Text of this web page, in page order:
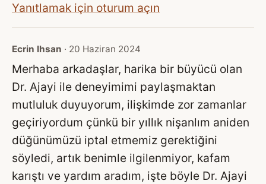
Yanıtlamak için oturum açın
Ecrin Ihsan · 20 Haziran 2024
Merhaba arkadaşlar, harika bir büyücü olan
Dr. Ajayi ile deneyimimi paylaşmaktan
mutluluk duyuyorum, ilişkimde zor zamanlar
geçiriyordum çünkü bir yıllık nişanlım aniden
düğünümüzü iptal etmemiz gerektiğini
söyledi, artık benimle ilgilenmiyor, kafam
karıştı ve yardım aradım, işte böyle Dr. Ajayi